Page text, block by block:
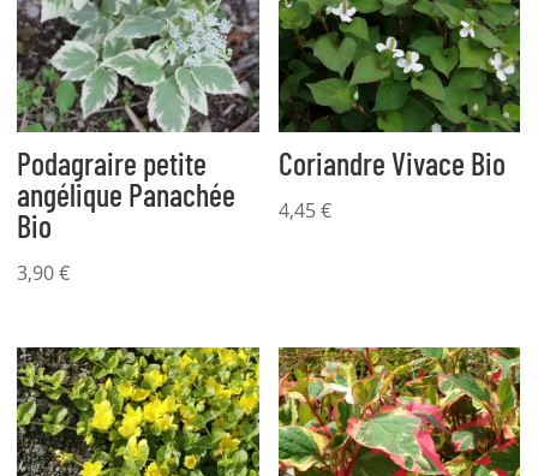
Podagraire petite
angélique Panachée
Bio
3,90€
Coriandre Vivace Bio
4,45€